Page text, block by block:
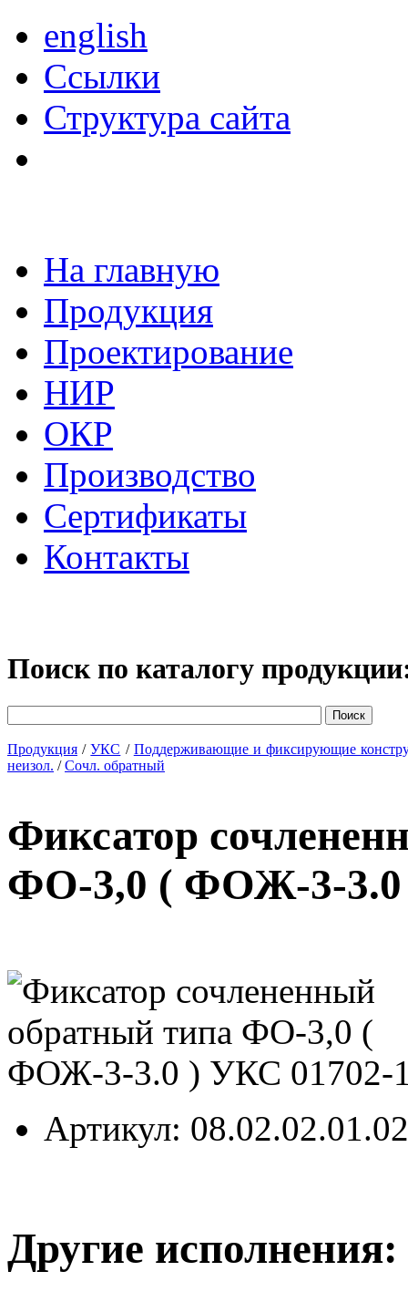
english
Ссылки
Структура сайта
На главную
Продукция
Проектирование
НИР
ОКР
Производство
Сертификаты
Контакты
Поиск по каталогу
Продукция /УКС / Поддерживающие и фиксирующие
неизол. /Сочл. обратный
Фиксатор
ФО-3,0 ( ФОЖ-3-3.0
Артикул:
Другие исполнения: